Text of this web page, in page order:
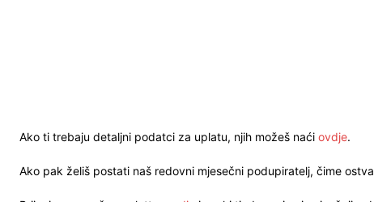
Ako ti trebaju detaljni podatci za uplatu, njih možeš naći ovdje.
Ako pak želiš postati naš redovni mjesečni podupiratelj, čime